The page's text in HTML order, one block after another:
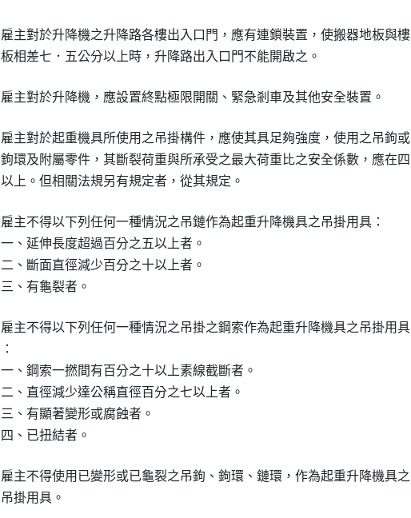
雇主對於升降機之升降路各樓出入口門，應有連鎖裝置，使搬器地板與樓
板相差七．五公分以上時，升降路出入口門不能開啟之。
雇主對於升降機，應設置終點極限開關、緊急剎車及其他安全裝置。
雇主對於起重機具所使用之吊掛構件，應使其具足夠強度，使用之吊鉤或
鉤環及附屬零件，其斷裂荷重與所承受之最大荷重比之安全係數，應在四
以上。但相關法規另有規定者，從其規定。
雇主不得以下列任何一種情況之吊鏈作為起重升降機具之吊掛用具：
一、延伸長度超過百分之五以上者。
二、斷面直徑減少百分之十以上者。
三、有龜裂者。
雇主不得以下列任何一種情況之吊掛之鋼索作為起重升降機具之吊掛用具
：
一、鋼索一撚間有百分之十以上素線截斷者。
二、直徑減少達公稱直徑百分之七以上者。
三、有顯著變形或腐蝕者。
四、已扭結者。
雇主不得使用已變形或已龜裂之吊鉤、鉤環、鏈環，作為起重升降機具之
吊掛用具。